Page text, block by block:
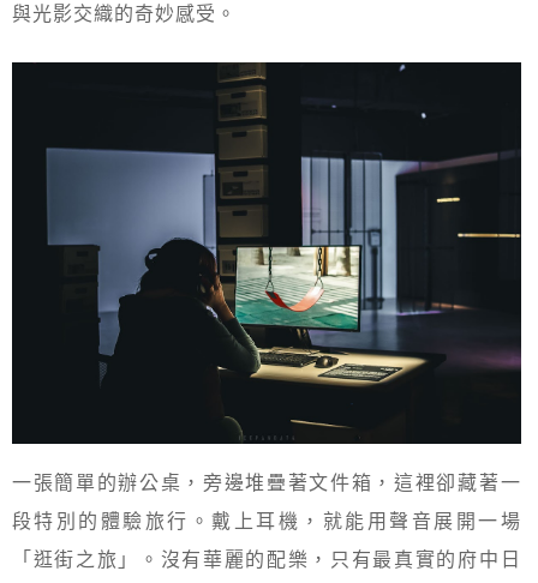
與光影交織的奇妙感受。
一張簡單的辦公桌，旁邊堆疊著文件箱，這裡卻藏著一
段特別的體驗旅行。戴上耳機，就能用聲音展開一場
「逛街之旅」。沒有華麗的配樂，只有最真實的府中日